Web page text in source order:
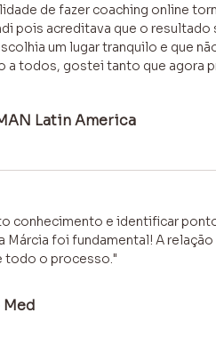
de fazer coaching online
pois acreditava que o
um lugar tranquilo e que
todos, gostei tanto que agora
Latin America
conhecimento e identificar
foi fundamental! A
todo o processo."